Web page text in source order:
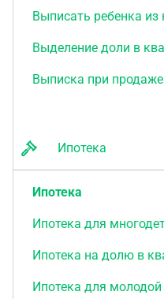
Выписать ребенка из
Выделение доли в
Выписка при
Ипотека
Ипотека
Ипотека для
Ипотека на долю в
Ипотека для